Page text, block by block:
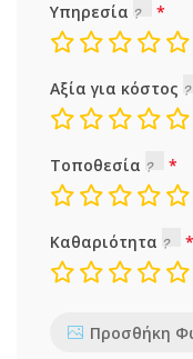
Υπηρεσία
Αξία για κόστος
Τοποθεσία
Καθαριότητα
Προσθήκη